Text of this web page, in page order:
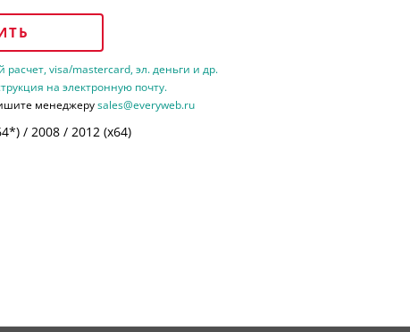
расчет, visa/mastercard, эл. деньги и др.
на электронную почту.
менеджеруsales@everyweb.ru
/ 2008 / 2012 (х64)